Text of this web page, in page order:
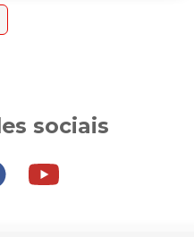
sociais